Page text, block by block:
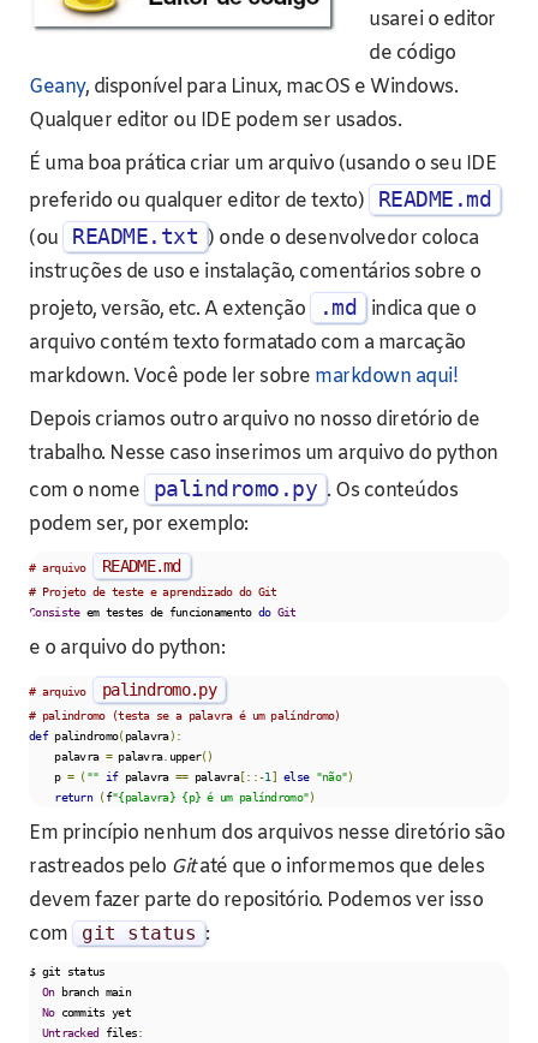
usarei o editor
de código
Geany, disponível para Linux, macOS e Windows.
Qualquer editor ou IDE podem ser usados.
É uma boa prática criar um arquivo (usando o seu IDE
preferido ou qualquer editor de texto)
README.md
(ou README.txt ) onde o desenvolvedor coloca
instruções de uso e instalação, comentários sobre o
projeto, versão, etc. A extenção
.md
indica que o
arquivo contém texto formatado com a marcação
markdown. Você pode ler sobre markdown aqui!
Depois criamos outro arquivo no nosso diretório de
trabalho. Nesse caso inserimos um arquivo do python
com o nome
palindromo.py . Os conteúdos
podem ser, por exemplo:
# arquivo README.md
# Projeto de teste e aprendizado do Git
Consiste em testes de funcionamento do Git
e o arquivo do python:
# arquivo palindromo.py
# palindromo (testa se a palavra é um palíndromo)
def palindromo(palavra):
    palavra
= palavra. upper()
    p
= ("" if palavra == palavra[::-1 ] else "não")
return (f"{palavra} {p} é um palíndromo")
Em princípio nenhum dos arquivos nesse diretório são
rastreados pelo Gitaté que o informemos que deles
devem fazer parte do repositório. Podemos ver isso
com
git status :
$ git status
On branch main
No commits yet
Untracked files: